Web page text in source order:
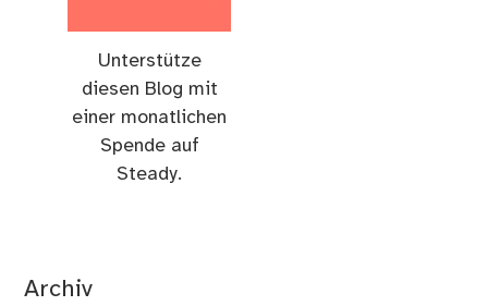
Unterstütze
diesen Blog mit
einer monatlichen
Spende auf
Steady.
Archiv